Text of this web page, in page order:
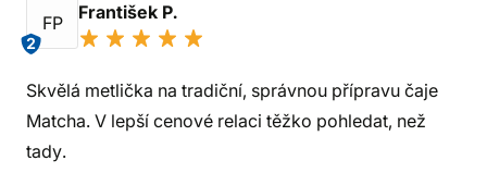
FP
2
František P.
Skvělá metlička na tradiční, správnou přípravu čaje
Matcha. V lepší cenové relaci těžko pohledat, než
tady.